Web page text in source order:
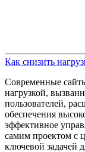
Как снизить
Современные
нагрузкой,
пользователей,
обеспечения
эффективное
самим проектом с
ключевой задачей